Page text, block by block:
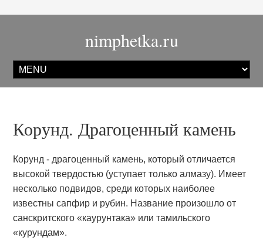
nimphetka.ru
Корунд. Драгоценный камень
Корунд - драгоценный камень, который отличается
высокой твердостью (уступает только алмазу). Имеет
несколько подвидов, среди которых наиболее
известны сапфир и рубин. Название произошло от
санскритского «каурунтака» или тамильского
«курундам».